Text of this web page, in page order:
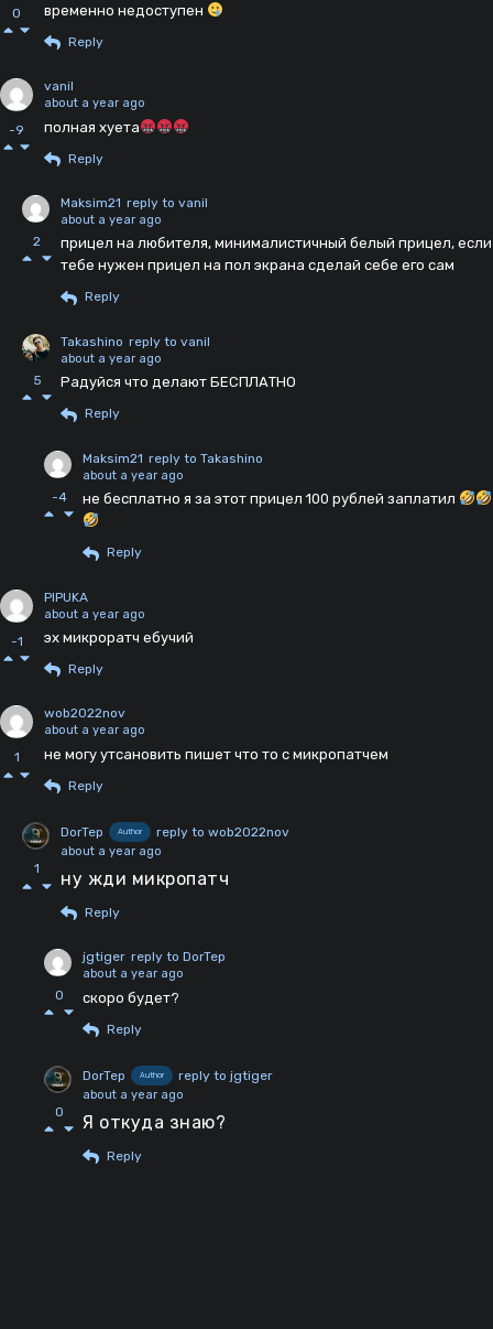
0 временно недоступен
Reply
-9
vanil
about a year ago
полная хуета
Reply
2
Maksim21 reply to vanil
about a year ago
прицел на любителя, минималистичный белый прицел, если
тебе нужен прицел на пол экрана сделай себе его сам
Reply
5
Takashino reply to vanil
about a year ago
Радуйся что делают БЕСПЛАТНО
Reply
-4
Maksim21 reply to Takashino
about a year ago
не бесплатно я за этот прицел 100 рублей заплатил
Reply
-1
PIPUKA
about a year ago
эх микроратч ебучий
Reply
1
wob2022nov
about a year ago
не могу утсановить пишет что то с микропатчем
Reply
1
DorTep Author reply to wob2022nov
about a year ago
ну жди микропатч
Reply
0
jgtiger reply to DorTep
about a year ago
скоро будет?
Reply
0
DorTep Author reply to jgtiger
about a year ago
Я откуда знаю?
Reply